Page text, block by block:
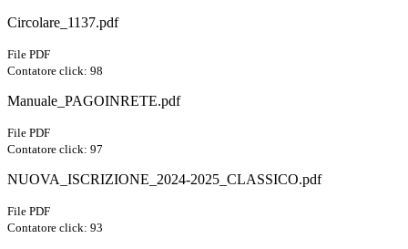
Circolare_1137.pdf
File PDF
Contatore click: 98
Manuale_PAGOINRETE.pdf
File PDF
Contatore click: 97
NUOVA_ISCRIZIONE_2024-2025_CLASSICO.pdf
File PDF
Contatore click: 93